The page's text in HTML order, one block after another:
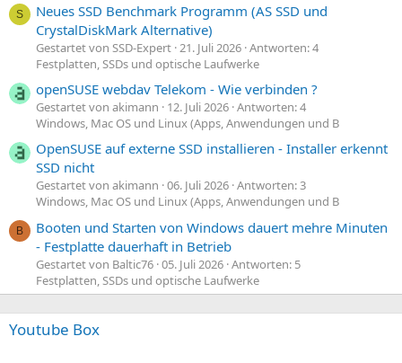
S
Neues SSD Benchmark Programm (AS SSD und
CrystalDiskMark Alternative)
Gestartet von SSD-Expert 21. Juli 2026 Antworten: 4
Festplatten, SSDs und optische Laufwerke
openSUSE webdav Telekom - Wie verbinden ?
Gestartet von akimann 12. Juli 2026 Antworten: 4
Windows, Mac OS und Linux (Apps, Anwendungen und B
OpenSUSE auf externe SSD installieren - Installer erkennt
SSD nicht
Gestartet von akimann 06. Juli 2026 Antworten: 3
Windows, Mac OS und Linux (Apps, Anwendungen und B
B
Booten und Starten von Windows dauert mehre Minuten
- Festplatte dauerhaft in Betrieb
Gestartet von Baltic76 05. Juli 2026 Antworten: 5
Festplatten, SSDs und optische Laufwerke
Youtube Box